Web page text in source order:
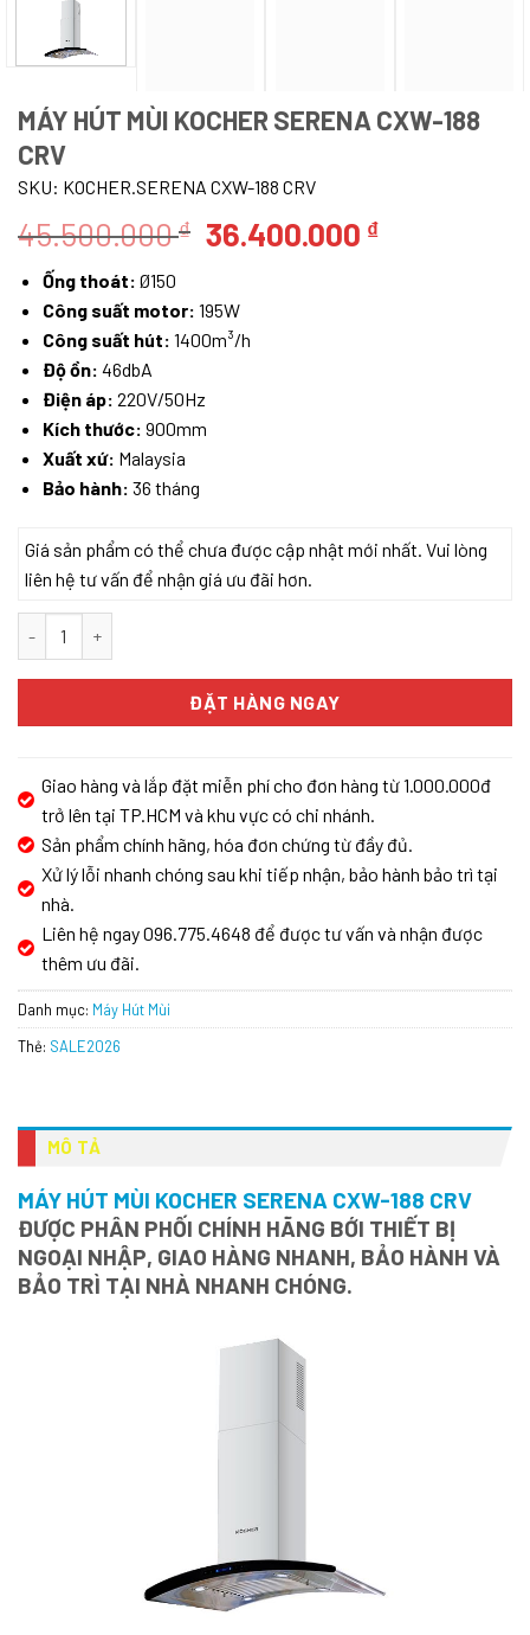
MÁY HÚT MÙI KOCHER SERENA CXW-188
CRV
SKU: KOCHER.SERENA CXW-188 CRV
45.500.000₫ Giá
là:
45.500.000 ₫.
36.400.000 ₫Giá
Ống thoát: Ø150
Công suất motor: 195W
Công suất hút: 1400m³/h
Độ ồn: 46dbA
Điện áp: 220V/50Hz
Kích thước: 900mm
Xuất xứ: Malaysia
Bảo hành: 36 tháng
Giá sản phẩm có thể chưa được cập nhật mới nhất. Vui lòng
liên hệ tư vấn để nhận giá ưu đãi hơn.
ĐẶT HÀNG NGAY
Giao hàng và lắp đặt miễn phí cho đơn hàng từ 1.000.000đ
trở lên tại TP.HCM và khu vực có chi nhánh.
Sản phẩm chính hãng, hóa đơn chứng từ đầy đủ.
Xử lý lỗi nhanh chóng sau khi tiếp nhận, bảo hành bảo trì tại
nhà.
Liên hệ ngay 096.775.4648 để được tư vấn và nhận được
thêm ưu đãi.
Danh mục: Máy Hút Mùi
Thẻ: SALE2026
MÔ TẢ
MÁY HÚT MÙI KOCHER SERENA CXW-188 CRV
ĐƯỢC PHÂN PHỐI CHÍNH HÃNG BỚI THIẾT BỊ
NGOẠI NHẬP, GIAO HÀNG NHANH, BẢO HÀNH VÀ
BẢO TRÌ TẠI NHÀ NHANH CHÓNG.